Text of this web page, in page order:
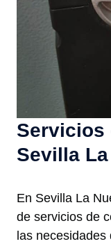
Servicios
Sevilla
En Sevilla La
de servicios de
las necesidades